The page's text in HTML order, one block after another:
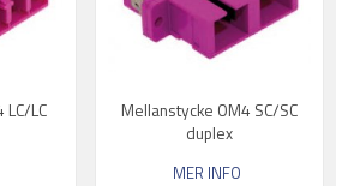
LC
Mellanstycke OM4 SC/SC
duplex
MER INFO